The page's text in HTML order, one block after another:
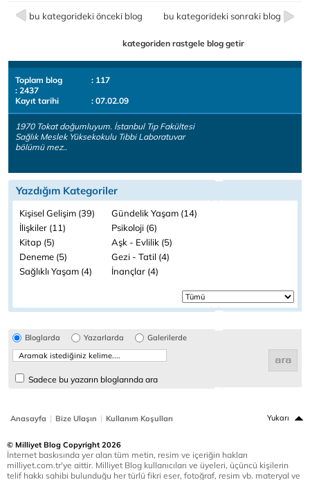
bu kategorideki önceki blog bu kategorideki sonraki blog
kategoriden rastgele blog getir
Toplam blog
: 117
: 2437
Kayıt tarihi
: 07.02.09
1970 Tokat doğumluyum. İstanbul Tıp Fakültesi
Sağlık Meslek Yüksekokulu Tıbbi Laboratuvar
bölümü mez..
Yazdığım Kategoriler
Kişisel Gelişim (39)
Gündelik Yaşam (14)
İlişkiler (11)
Psikoloji (6)
Kitap (5)
Aşk - Evlilik (5)
Deneme (5)
Gezi - Tatil (4)
Sağlıklı Yaşam (4)
İnançlar (4)
Bloglarda Yazarlarda Galerilerde
Sadece bu yazarın bloglarında ara
Anasayfa | Bize Ulaşın | Kullanım Koşulları Yukarı
© Milliyet Blog Copyright 2026
İnternet baskısında yer alan tüm metin, resim ve içeriğin hakları
milliyet.com.tr'ye aittir. Milliyet Blog kullanıcıları ve üyeleri, üçüncü kişilerin
telif hakkı sahibi bulunduğu her türlü fikri eser, fotoğraf, resim vb. materyal ve